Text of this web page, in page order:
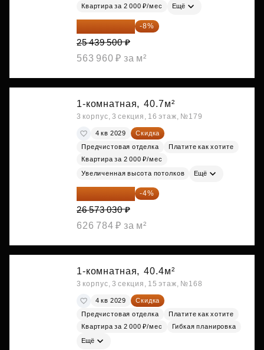
Квартира за 2 000 ₽/мес Ещё
23 404 340 ₽ -8%
25 439 500 ₽
563 960 ₽ за м²
1-комнатная, 40.7м²
3 корпус, 3 секция, 16 этаж, №179
4 кв 2029
Скидка
Предчистовая отделка
Платите как хотите
Квартира за 2 000 ₽/мес
Увеличенная высота потолков Ещё
25 510 109 ₽ -4%
26 573 030 ₽
626 784 ₽ за м²
1-комнатная, 40.4м²
3 корпус, 3 секция, 15 этаж, №168
4 кв 2029
Скидка
Предчистовая отделка
Платите как хотите
Квартира за 2 000 ₽/мес
Гибкая планировка
Ещё